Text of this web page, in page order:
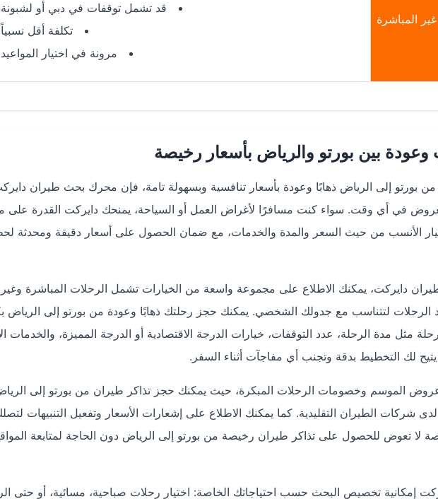
المباشرة
قد تشمل توقفات في دبي أو لشبونة
تكلفة أقل نسبياً
مرونة في اختيار المواعيد
بين بورتو والرياض بأسعار رخيصة
إلى الرياض ذهابًا وعودة بأسعار تنافسية وبسهولة تامة، فإن محرك بحث طيران
في أي وقت. سواء كنت مسافرًا لأغراض العمل أو السياحة، يمنحك دايركت القدرة على
الأنسب من حيث السعر والمدة والخدمات، مع ضمان الحصول على أسعار دقيقة ومحدثة
دايركت، يمكنك الاطلاع على مجموعة واسعة من الخيارات تشمل الرحلات المباشرة وغير
الرحلات لتتناسب مع جدولك الشخصي. يمكنك حجز رحلتك ذهابًا وعودة من بورتو إلى الرياض
مثل مدة الرحلة، عدد التوقفات، خيارات الدرجة الاقتصادية أو الدرجة المميزة، والخدمات
لك التخطيط بدقة وتجنب أي مفاجآت أثناء السفر.
عروض الموسم وخصومات الرحلات المبكرة، حيث يمكنك حجز تذاكر طيران من بورتو إلى
شركات الطيران التقليدية. كما يمكنك الاطلاع على إشعارات الأسعار وتفعيل التنبيهات
لا تعوض للحصول على تذاكر طيران رخيصة من بورتو إلى الرياض دون الحاجة لمتابعة
إمكانية تخصيص البحث حسب احتياجاتك الخاصة: اختيار رحلات صباحية، مسائية، أو حتى